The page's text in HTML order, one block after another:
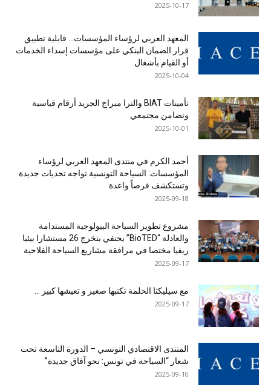
2025-10-17
المعهد العربي لرؤساء المؤسسات… قابلية تطبيق
قرار الضمان البنكي على مؤسسات إسداء الخدمات
أو القيام بأشغال
2025-10-04
تأمينات BIAT والترا ميراج الجريد أرقام قياسية
وتضامن مجتمعي
2025-10-01
أحمد الكرم في منتدى المعهد العربي لرؤساء
المؤسسات: السياحة التونسية تواجه تحديات جديدة
وتستكشف فرصاً واعدة
2025-09-18
مشروع تطوير السياحة البيولوجية المستدامة
والعادلة “BioTED” يحتفي بتخرج 26 مستشارا بيئيا
ريفيا مختصا في مرافقة مشاريع السياحة الفلاحية
2025-09-17
مع سيليكتا الحلمة تكتبها صغير و تعيشها كبير …
2025-09-17
المنتدى الاقتصادي التونسي – الدورة التاسعة تحت
شعار “السياحة في تونس: نحو آفاق جديدة”
2025-09-10